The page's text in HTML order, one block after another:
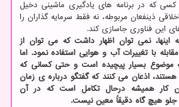
که در برنامه های یادگیری ماشینی دخیل
ذینفعان مربوطه، نه فقط سرمایه گذاران را
این فناوری جاسازی کند.
اینها، نمی توان اظهار داشت که می توان از
با تغییرات آب و هوایی استفاده نمود. اما
موضوع بسیار پیچیده است و حتی کسانی که
اذعان می کنند که گفتگو درباره ی زمان
کار همیشه درحال تکامل است که در آن
جلو هیچ گاه دقیقاً معین نیست.